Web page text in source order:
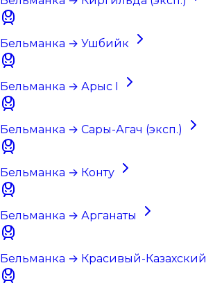
Бельманка → Ушбийк
Бельманка → Арыс I
Бельманка → Сары-Агач (эксп.)
Бельманка → Конту
Бельманка → Арганаты
Бельманка → Красивый-Казахский